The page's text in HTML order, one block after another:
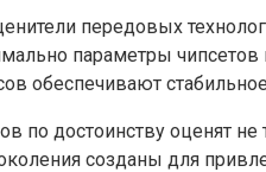
передовых
параметры
обеспечивают
достоинству оценят
созданы для